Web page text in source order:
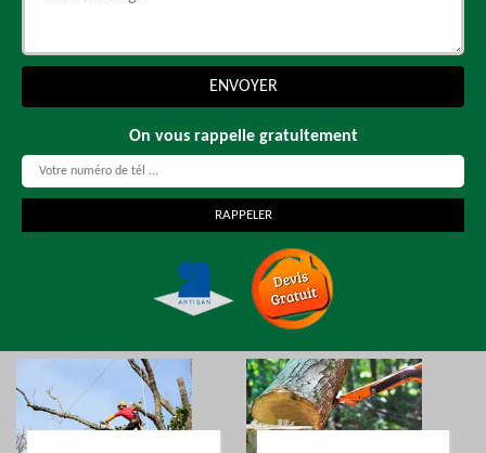
On vous rappelle gratuitement